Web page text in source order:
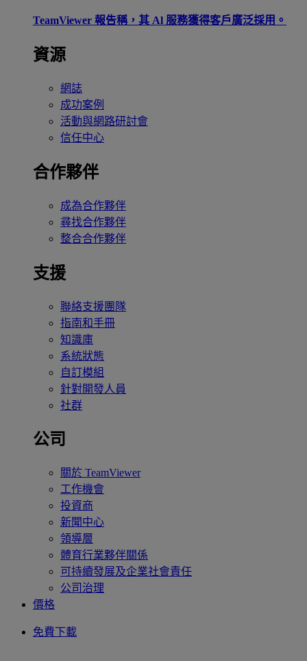
TeamViewer 報告稱，其 Al 服務獲得客戶廣泛採用。
資源
網誌
成功案例
活動與網路研討會
信任中心
合作夥伴
成為合作夥伴
尋找合作夥伴
整合合作夥伴
支援
聯絡支援團隊
指南和手冊
知識庫
系統狀態
自訂模組
針對開發人員
社群
公司
關於 TeamViewer
工作機會
投資商
新聞中心
領導層
體育行業夥伴關係
可持續發展及企業社會責任
公司治理
價格
免費下載